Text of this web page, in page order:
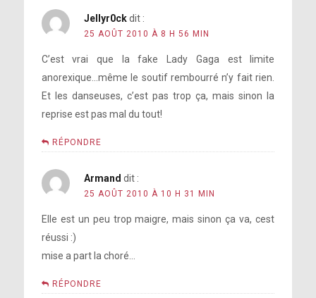
Jellyr0ck dit :
25 AOÛT 2010 À 8 H 56 MIN
C’est vrai que la fake Lady Gaga est limite
anorexique…même le soutif rembourré n’y fait rien.
Et les danseuses, c’est pas trop ça, mais sinon la
reprise est pas mal du tout!
RÉPONDRE
Armand dit :
25 AOÛT 2010 À 10 H 31 MIN
Elle est un peu trop maigre, mais sinon ça va, cest
réussi :)
mise a part la choré…
RÉPONDRE